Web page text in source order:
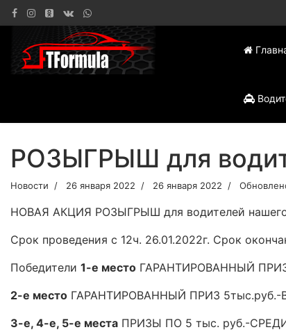
РОЗЫГРЫШ для
Новости 26 января 2022 26 января 2022
НОВАЯ АКЦИЯ РОЗЫГРЫШ для водителей нашего
Срок проведения с 12ч. 26.01.2022г. Срок
Победители 1-е место ГАРАНТИРОВАННЫЙ
2-е место ГАРАНТИРОВАННЫЙ ПРИЗ
3-е, 4-е, 5-е места ПРИЗЫ ПО 5 тыс. руб.-